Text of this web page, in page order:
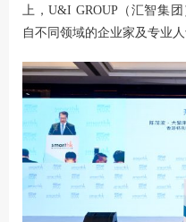
上，U&I GROUP（汇智集
自不同领域的企业家及专业